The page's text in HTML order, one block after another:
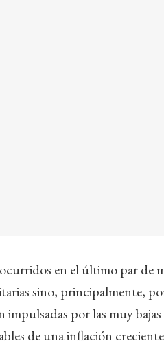
en el último par de
sino, principalmente,
por las muy bajas
de una inflación